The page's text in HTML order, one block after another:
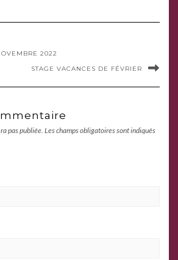
2022
STAGE VACANCES DE FÉVRIER
pas publiée. Les champs obligatoires sont indiqués